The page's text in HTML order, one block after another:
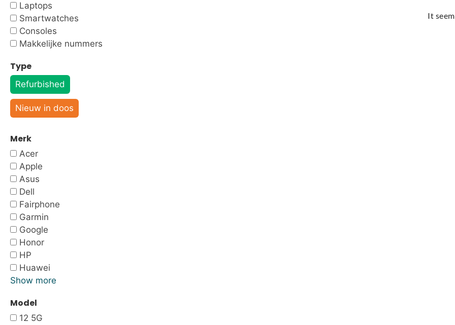
Laptops
Smartwatches
Consoles
Makkelijke nummers
Type
Refurbished
Nieuw in doos
Merk
Acer
Apple
Asus
Dell
Fairphone
Garmin
Google
Honor
HP
Huawei
Show more
Model
12 5G
It